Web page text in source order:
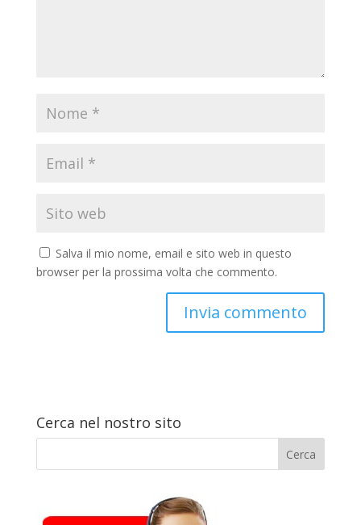
Salva il mio nome, email e sito web in questo
browser per la prossima volta che commento.
Cerca nel nostro sito